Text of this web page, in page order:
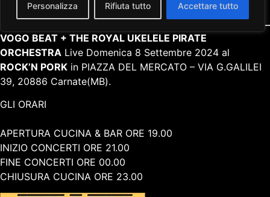
Personalizza Rifiuta tutto Accettare tutto
Categorie:
Musica Live Monza Brianza
VOGO BEAT + THE ROYAL UKELELE PIRATE
ORCHESTRA Live Domenica 8 Settembre 2024 al
ROCK’N PORK in PIAZZA DEL MERCATO – VIA G.GALILEI
39, 20886 Carnate(MB).
GLI ORARI
APERTURA CUCINA & BAR ORE 19.00
INIZIO CONCERTI ORE 21.00
FINE CONCERTI ORE 00.00
CHIUSURA CUCINA ORE 23.00